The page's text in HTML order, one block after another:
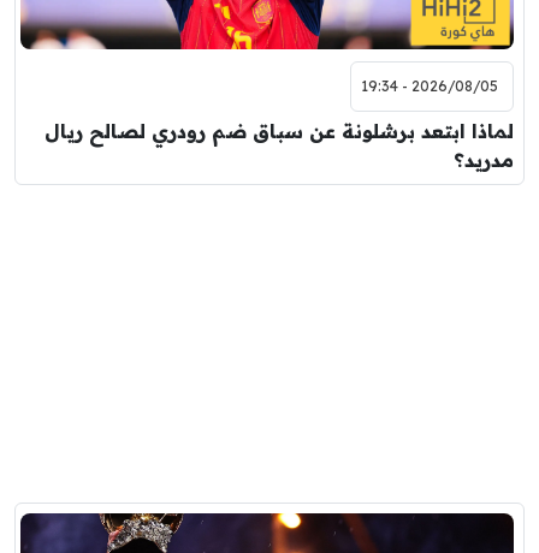
2026/08/05 - 19:34
لماذا ابتعد برشلونة عن سباق ضم رودري لصالح ريال
مدريد؟